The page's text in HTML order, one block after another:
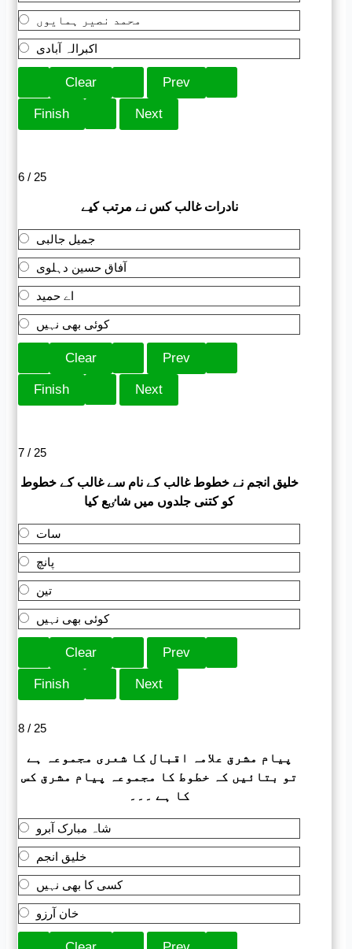
محمد نصیر ہمایوں
اکبرالہ آبادی
6 / 25
نادرات غالب کس نے مرتب کیے
جمیل جالبی
آفاق حسین دہلوی
اے حمید
کوئی بھی نہیں
7 / 25
خلیق انجم نے خطوط غالب کے نام سے غالب کے خطوط
کو کتنی جلدوں میں شاٸع کیا
سات
پانچ
تین
کوئی بھی نہیں
8 / 25
پیام مشرق علامہ اقبال کا شعری مجموعہ ہے
تو بتائیں کہ خطوط کا مجموعہ پیام مشرق کس
کا ہے ۔۔۔
شاہ مبارک آبرو
خلیق انجم
کسی کا بھی نہیں
خان آرزو